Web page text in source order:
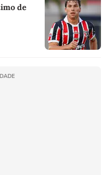
de